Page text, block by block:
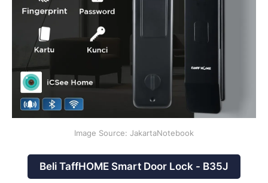
Image Source: JakartaNotebook
Beli TaffHOME Smart Door Lock - B35J